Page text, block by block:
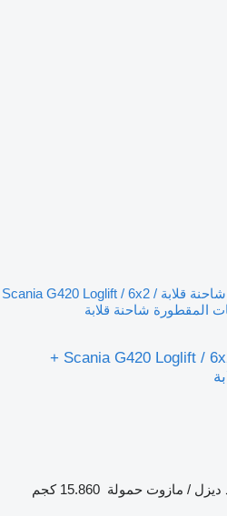
شاحنة قلابة Scania G420 Loglift / 6x2 /
Scania G420 Loglift / 6x2 / Bulthuis Trailer / Kipper +
ديزل / مازوت حمولة 15.860 كجم